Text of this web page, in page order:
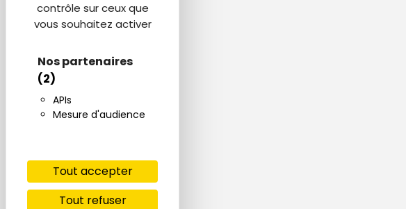
contrôle sur ceux que
vous souhaitez activer
Nos partenaires
(2)
APIs
Mesure d'audience
Tout accepter
Tout refuser